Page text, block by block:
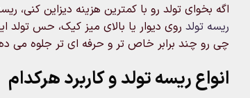
اگه بخوای تولد رو با کمترین هزینه دیزاین
ریسه تولد روی دیوار یا بالای میز کیک، حس تولد
چی رو چند برابر خاص تر و حرفه ای تر جلوه می
انواع ریسه تولد و کاربرد هرکدام